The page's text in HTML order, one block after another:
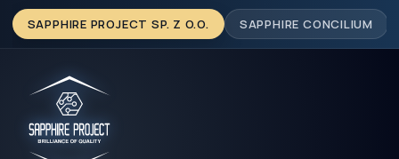
SAPPHIRE PROJECT SP. Z O.O. SAPPHIRE CONCILIUM